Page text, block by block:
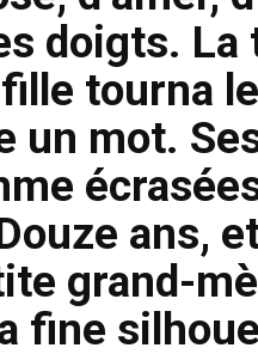
doigts. La
tourna
un mot.
ans,
grand-
fine